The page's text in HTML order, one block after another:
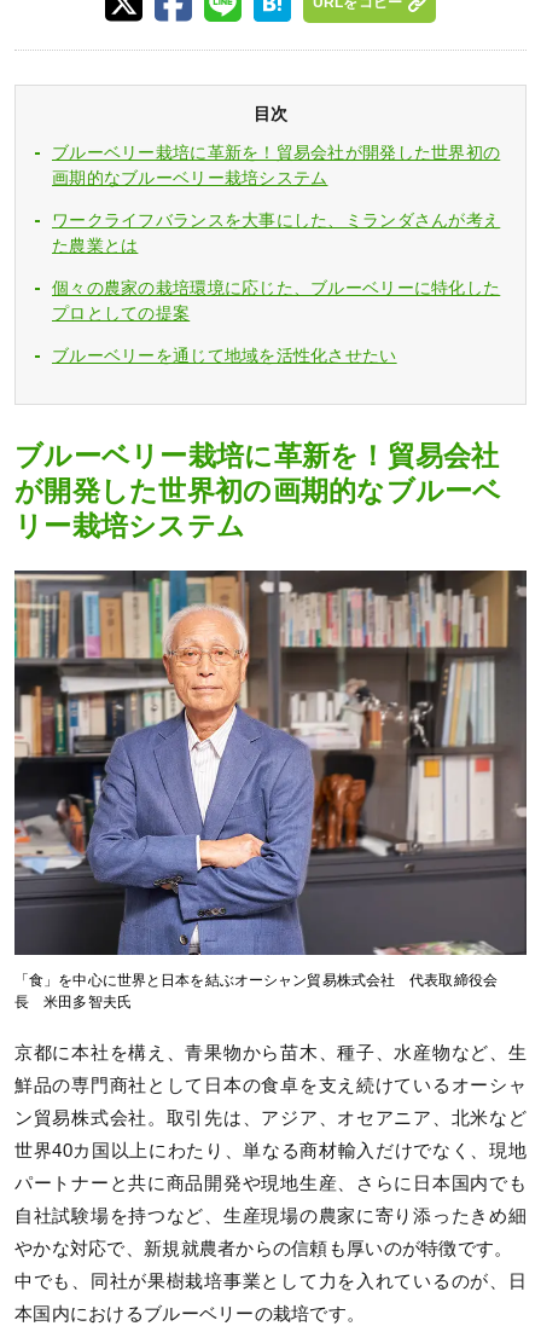
目次
ブルーベリー栽培に革新を！貿易会社が開発した世界初の
画期的なブルーベリー栽培システム
ワークライフバランスを大事にした、ミランダさんが考え
た農業とは
個々の農家の栽培環境に応じた、ブルーベリーに特化した
プロとしての提案
ブルーベリーを通じて地域を活性化させたい
ブルーベリー栽培に革新を！貿易会社
が開発した世界初の画期的なブルーベ
リー栽培システム
「食」を中心に世界と日本を結ぶオーシャン貿易株式会社 代表取締役会
長 米田多智夫氏
京都に本社を構え、青果物から苗木、種子、水産物など、生
鮮品の専門商社として日本の食卓を支え続けているオーシャ
ン貿易株式会社。取引先は、アジア、オセアニア、北米など
世界40カ国以上にわたり、単なる商材輸入だけでなく、現地
パートナーと共に商品開発や現地生産、さらに日本国内でも
自社試験場を持つなど、生産現場の農家に寄り添ったきめ細
やかな対応で、新規就農者からの信頼も厚いのが特徴です。
中でも、同社が果樹栽培事業として力を入れているのが、日
本国内におけるブルーベリーの栽培です。